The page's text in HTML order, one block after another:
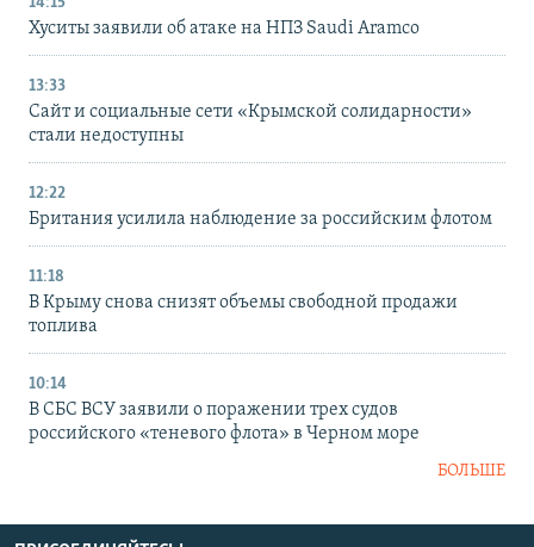
Хуситы заявили об атаке на НПЗ Saudi Aramco
13:33
Сайт и социальные сети «Крымской солидарности»
стали недоступны
12:22
Британия усилила наблюдение за российским флотом
11:18
В Крыму снова снизят объемы свободной продажи
топлива
10:14
В СБС ВСУ заявили о поражении трех судов
российского «теневого флота» в Черном море
БОЛЬШЕ